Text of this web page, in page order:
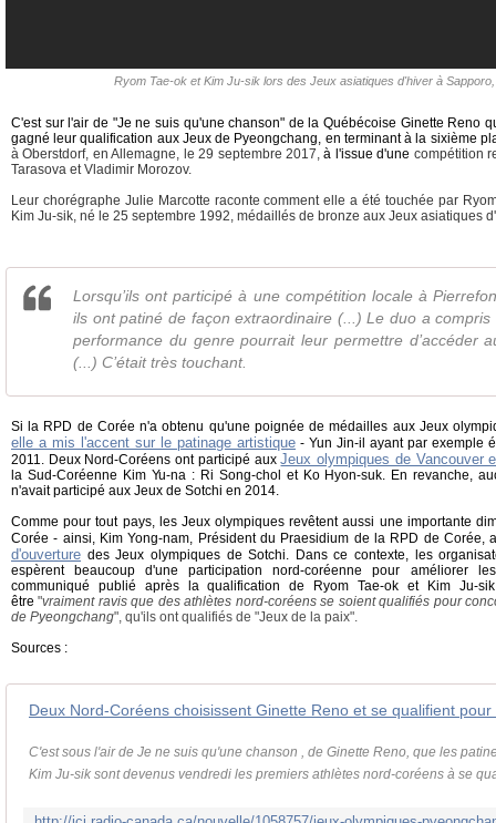
Ryom Tae-ok et Kim Ju-sik lors des Jeux asiatiques d'hiver à
C'est sur l'air de "Je ne suis qu'une chanson" de la Québécoise Ginette Reno
gagné leur qualification aux Jeux de Pyeongchang, en terminant à la sixième
à Oberstdorf, en Allemagne, le 29 septembre 2017, à l'issue d'une compétition
Tarasova et Vladimir Morozov.
Leur chorégraphe Julie Marcotte raconte comment elle a été touchée par
Kim Ju-sik, né le 25 septembre 1992, médaillés de bronze aux Jeux asiatiques
Lorsqu’ils ont participé à une compétition locale à
ils ont patiné de façon extraordinaire (...) Le duo a compris
performance du genre pourrait leur permettre d’accéder
(...) C’était très touchant.
Si la RPD de Corée n'a obtenu qu'une poignée de médailles aux Jeux
elle a mis l'accent sur le patinage artistique - Yun Jin-il ayant par exemple
2011. Deux Nord-Coréens ont participé auxJeux olympiques de Vancouver
la Sud-Coréenne Kim Yu-na : Ri Song-chol et Ko Hyon-suk. En revanche,
n'avait participé aux Jeux de Sotchi en 2014.
Comme pour tout pays, les Jeux olympiques revêtent aussi une importante
Corée - ainsi, Kim Yong-nam, Président du Praesidium de la RPD de Corée,
d'ouverture des Jeux olympiques de Sotchi. Dans ce contexte, les
espèrent beaucoup d'une participation nord-coréenne pour améliorer
communiqué publié après la qualification de Ryom Tae-ok et Kim Ju-
être "vraiment ravis que des athlètes nord-coréens se soient qualifiés pour
de Pyeongchang", qu'ils ont qualifiés de "Jeux de la paix".
Sources :
Deux Nord-Coréens choisissent Ginette Reno et se qualifient
C'est sous l'air de Je ne suis qu'une chanson , de Ginette Reno, que les
Kim Ju-sik sont devenus vendredi les premiers athlètes nord-coréens à se